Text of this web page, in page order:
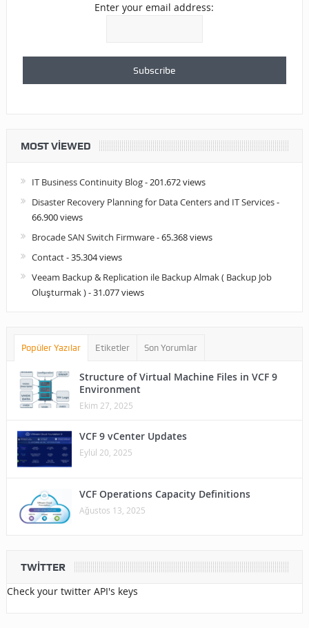
Enter your email address:
MOST VIEWED
IT Business Continuity Blog- 201.672 views
Disaster Recovery Planning for Data Centers and IT Services-
66.900 views
Brocade SAN Switch Firmware- 65.368 views
Contact- 35.304 views
Veeam Backup & Replication ile Backup Almak ( Backup Job
Oluşturmak )- 31.077 views
Popüler Yazılar Etiketler Son Yorumlar
Structure of Virtual Machine Files in VCF 9
Environment
Ekim 27, 2025
VCF 9 vCenter Updates
Eylül 20, 2025
VCF Operations Capacity Definitions
Ağustos 13, 2025
TWITTER
Check your twitter API's keys